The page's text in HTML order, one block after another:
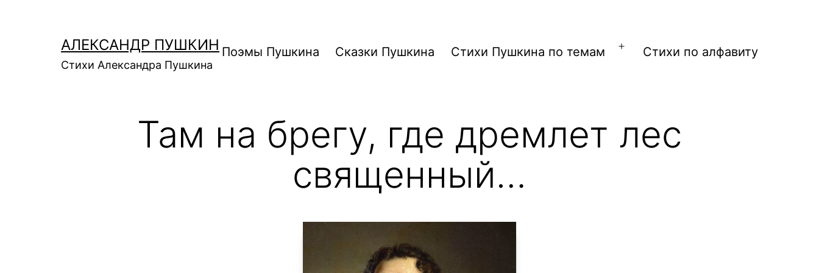
содержимомуАЛЕКСАНДР ПУШКИН
Стихи Александра Пушкина
Поэмы Пушкина Сказки Пушкина Стихи Пушкина по темам
ОткрытьСтихи по алфавиту
Там на брегу, где дремлет лес
священный…